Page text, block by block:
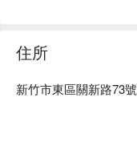
住所
新竹市東區關新路73號